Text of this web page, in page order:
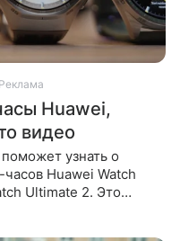
Реклама
Huawei,
видео
узнать о
Huawei Watch
Ultimate 2. Это